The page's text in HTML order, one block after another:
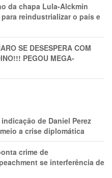
da chapa Lula-Alckmin
reindustrializar o país e
SE DESESPERA COM
PEGOU MEGA-
de Daniel Perez
a crise diplomática
crime de
se interferência de